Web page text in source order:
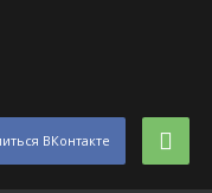
ВКонтакте